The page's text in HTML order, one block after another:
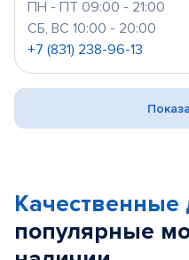
ПН - ПТ 09:00 - 21:00
СБ, ВС 10:00 - 20:00
+7 (831) 238-96-13
Качественные
популярные